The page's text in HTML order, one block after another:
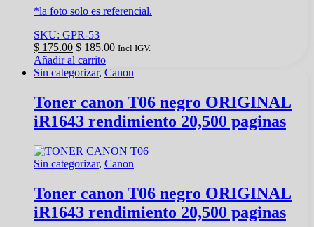
*la foto solo es referencial.
SKU: GPR-53
$ 175.00 $185.00 Incl IGV.
Añadir al carrito
Sin categorizar, Canon
Toner canon T06 negro ORIGINAL
iR1643 rendimiento 20,500 paginas
Sin categorizar, Canon
Toner canon T06 negro ORIGINAL
iR1643 rendimiento 20,500 paginas